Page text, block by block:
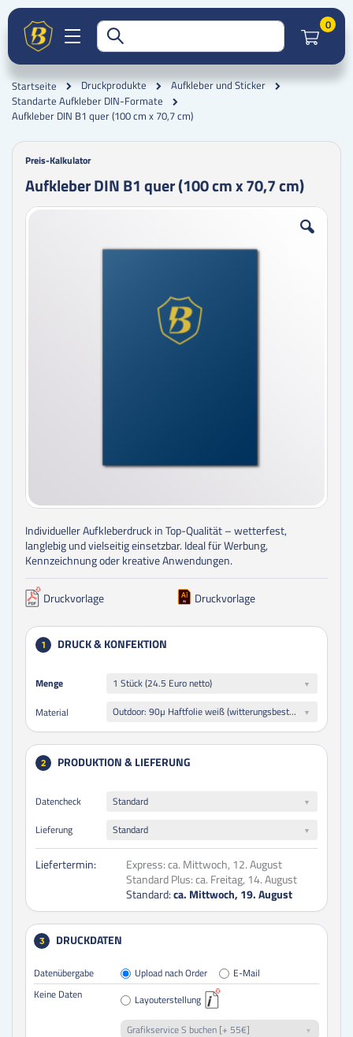
0
Startseite Druckprodukte
Aufkleber und Sticker
Standarte Aufkleber DIN-Formate
Aufkleber DIN B1 quer (100 cm x 70,7 cm)
Preis-Kalkulator
Aufkleber DIN B1 quer (100 cm x 70,7 cm)
Zum
Zum
Individueller Aufkleberdruck in Top-Qualität – wetterfest,
langlebig und vielseitig einsetzbar. Ideal für Werbung,
Kennzeichnung oder kreative Anwendungen.
Druckvorlage Druckvorlage
1 DRUCK & KONFEKTION
Menge 1 Stück (24.5 Euro netto)
Menge
Material Outdoor: 90µ Haftfolie weiß (witterungsbeständig)
2 PRODUKTION & LIEFERUNG
Datencheck
Standard
Lieferung
Standard
Liefertermin: Express:ca. Mittwoch, 12. August
Standard Plus:ca. Freitag, 14. August
Standard:ca. Mittwoch, 19. August
3 DRUCKDATEN
Datenübergabe Upload nach Order
E-Mail
Keine Daten
Layouterstellung
Grafikservice S buchen [+ 55€]